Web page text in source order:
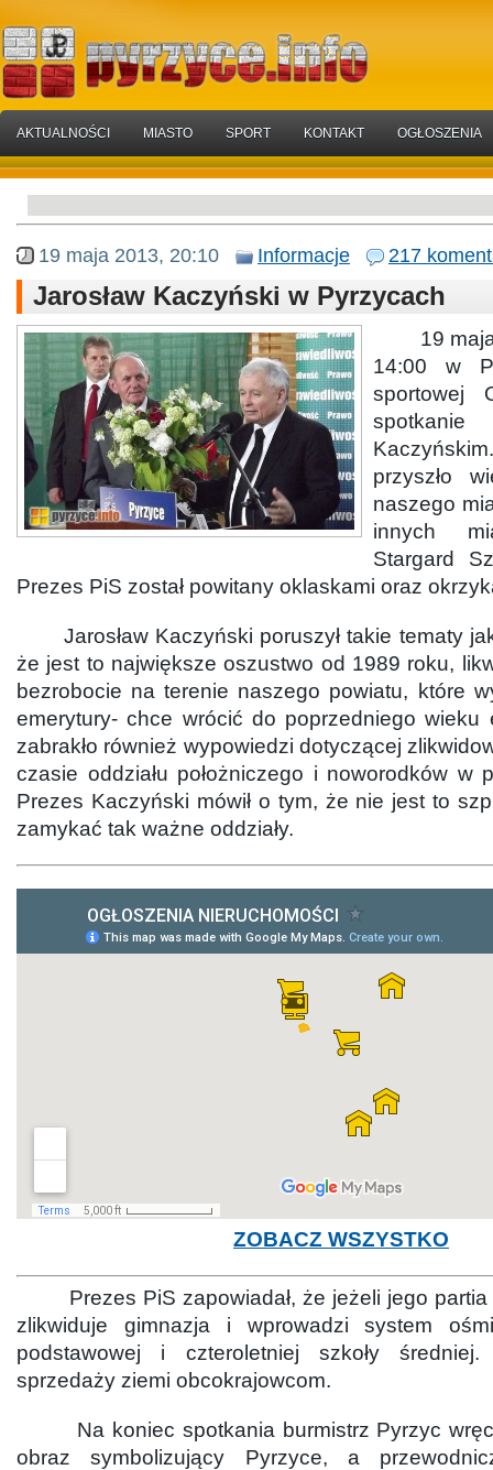
AKTUALNOŚCI MIASTO SPORT KONTAKT OGŁOSZENIA
19 maja 2013, 20:10 Informacje 217
Jarosław Kaczyński w Pyrzycach
19 maja
14:00 w
sportowej
przyszło
naszego
innych
Stargard
Prezes PiS został powitany oklaskami oraz
Jarosław Kaczyński poruszył takie tematy
że jest to największe oszustwo od 1989 roku,
bezrobocie na terenie naszego powiatu, które
emerytury- chce wrócić do poprzedniego wieku
zabrakło również wypowiedzi dotyczącej
czasie oddziału położniczego i noworodków w
Prezes Kaczyński mówił o tym, że nie jest to
zamykać tak ważne oddziały.
ZOBACZ WSZYSTKO
Prezes PiS zapowiadał, że jeżeli jego partia
zlikwiduje gimnazja i wprowadzi system
podstawowej i czteroletniej szkoły
sprzedaży ziemi obcokrajowcom.
Na koniec spotkania burmistrz Pyrzyc
obraz symbolizujący Pyrzyce, a